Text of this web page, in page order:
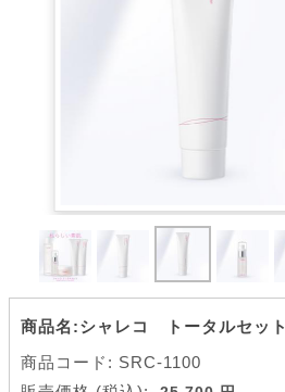
商品名:シャレコ トータルセット
商品コード: SRC-1100